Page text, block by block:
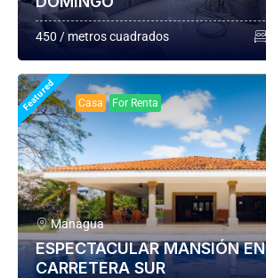
450 / metros cuadrados
Featured Casa For Renta
Managua
ESPECTACULAR MANSIÓN EN
CARRETERA SUR